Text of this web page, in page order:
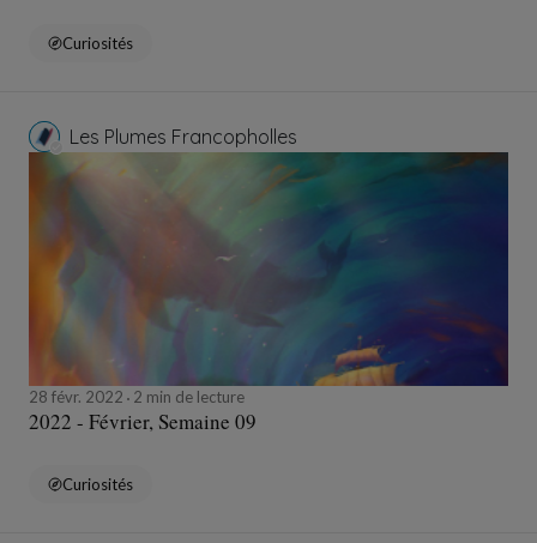
Curiosités
Les Plumes Francopholles
28 févr. 2022 2 min de lecture
2022 - Février, Semaine 09
Curiosités